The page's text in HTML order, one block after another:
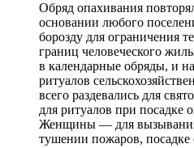
Обряд опахивания
основании любого
борозду для ограничения
границ человеческого
в календарные обряды, и
ритуалов
всего раздевались для
для ритуалов при посадке
Женщины — для вызывания
тушении пожаров,